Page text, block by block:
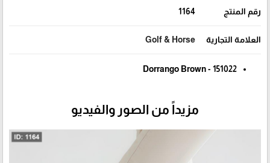
رقم المنتج 1164
العلامة التجارية Golf & Horse
Dorrango Brown - 151022
مزيداً من الصور والفيديو